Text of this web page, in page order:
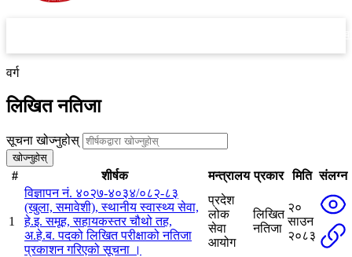
वर्ग
लिखित नतिजा
सूचना खोज्नुहोस्
खोज्नुहोस्
# शीर्षक मन्त्रालय प्रकार मिति संलग्न
1
विज्ञापन नं. ४०२७-४०३४/०८२-८३
(खुला, समावेशी), स्थानीय स्वास्थ्य सेवा,
हे.इ. समूह, सहायकस्तर चौथो तह,
अ.हे.ब. पदको लिखित परीक्षाको नतिजा
प्रकाशन गरिएको सूचना ।
प्रदेश
लोक
सेवा
आयोग
लिखित
नतिजा
२०
साउन
२०८३